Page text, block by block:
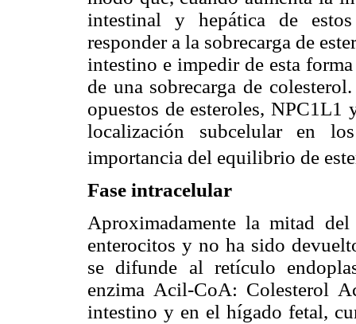
intestinal y hepática de
responder a la sobrecarga de
intestino e impedir de esta
de una sobrecarga de
opuestos de esteroles,
localización subcelular en
importancia del equilibrio de
Fase intracelular
Aproximadamente la mitad
enterocitos y no ha sido
se difunde al retículo
enzima Acil-CoA: Colesterol
intestino y en el hígado fetal,